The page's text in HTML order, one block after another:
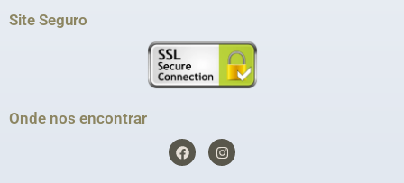
Site Seguro
Onde nos encontrar
F
a
c
I
n
s